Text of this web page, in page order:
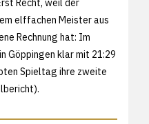
Recht, weil der
elffachen Meister aus
Rechnung hat: Im
Göppingen klar mit 21:29
Spieltag ihre zweite